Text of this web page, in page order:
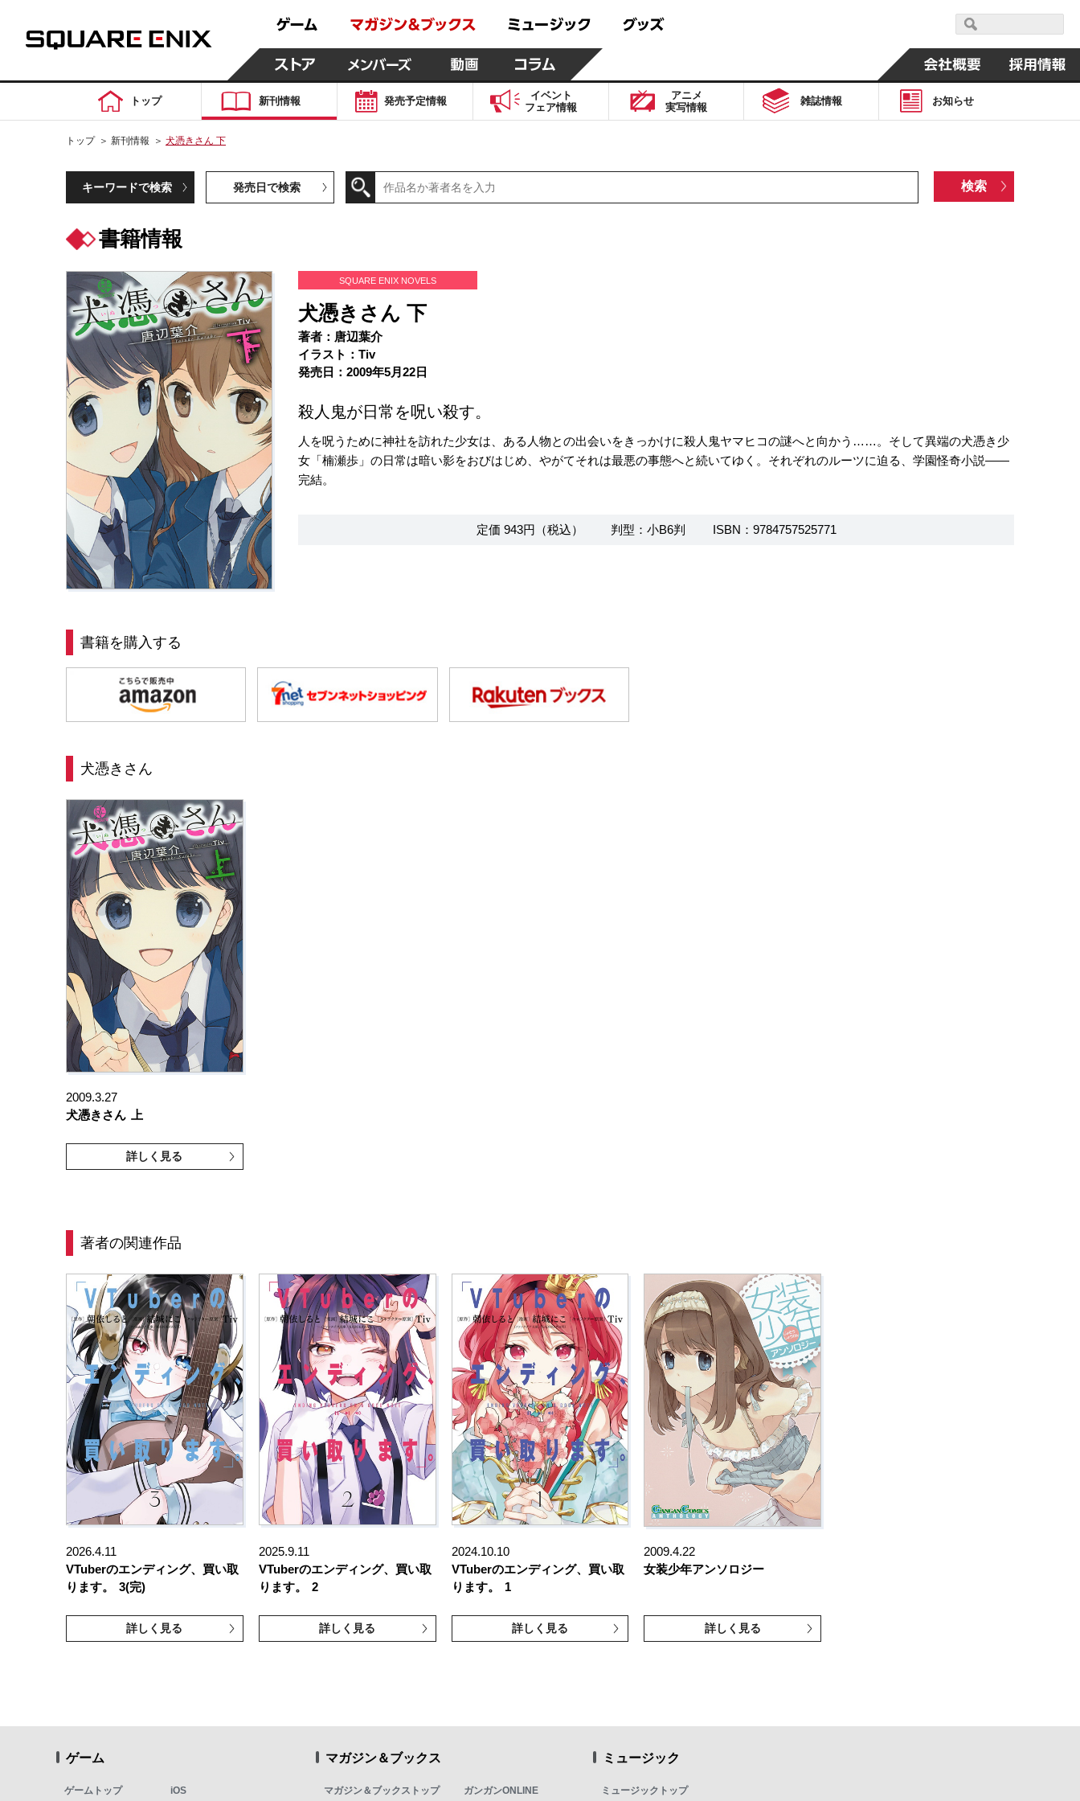
トップ 新刊情報 発売予定情報
イベント
フェア情報
アニメ
実写情報
雑誌情報 お知らせ
トップ ＞ 新刊情報 ＞ 犬憑きさん 下
キーワードで検索 発売日で検索
書籍情報
SQUARE ENIX NOVELS
犬憑きさん 下
著者：唐辺葉介
イラスト：Tiv
発売日：2009年5月22日
殺人鬼が日常を呪い殺す。
人を呪うために神社を訪れた少女は、ある人物との出会いをきっかけに殺人鬼ヤマヒコの謎へと向かう……。そして異端の犬憑き少
女「楠瀬歩」の日常は暗い影をおびはじめ、やがてそれは最悪の事態へと続いてゆく。それぞれのルーツに迫る、学園怪奇小説――
完結。
定価 943円（税込） 判型：小B6判 ISBN：9784757525771
書籍を購入する
犬憑きさん
2009.3.27
犬憑きさん
上
詳しく見る
著者の関連作品
2026.4.11
VTuberのエンディング、買い取
ります。
3(完)
詳しく見る
2025.9.11
VTuberのエンディング、買い取
ります。
2
詳しく見る
2024.10.10
VTuberのエンディング、買い取
ります。
1
詳しく見る
2009.4.22
女装少年アンソロジー
詳しく見る
ゲーム
ゲームトップ iOS
マガジン＆ブックス
マガジン＆ブックストップ ガンガンONLINE
ミュージック
ミュージックトップ